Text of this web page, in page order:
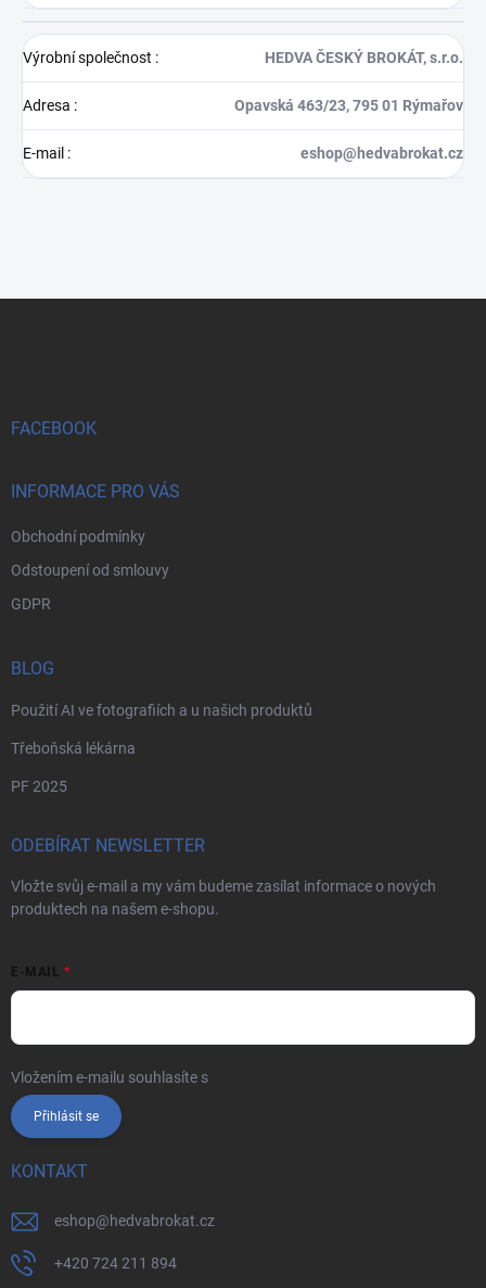
Výrobní společnost : HEDVA ČESKÝ BROKÁT, s.r.o.
Adresa : Opavská 463/23, 795 01 Rýmařov
E-mail : eshop@hedvabrokat.cz
FACEBOOK
INFORMACE PRO VÁS
Obchodní podmínky
Odstoupení od smlouvy
GDPR
BLOG
Použití AI ve fotografiích a u našich produktů
Třeboňská lékárna
PF 2025
ODEBÍRAT NEWSLETTER
Vložte svůj e-mail a my vám budeme zasílat informace o nových
produktech na našem e-shopu.
E-MAIL
Vložením e-mailu souhlasíte s
Přihlásit se
KONTAKT
eshop@hedvabrokat.cz
+420 724 211 894